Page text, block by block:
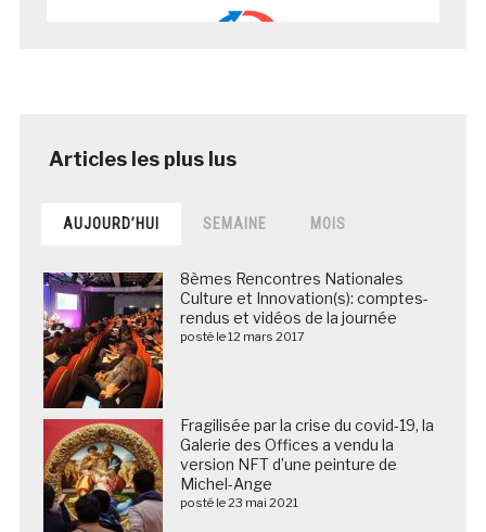
AUJOURD’HUI SEMAINE MOIS
8èmes Rencontres Nationales
Culture et Innovation(s): comptes-
rendus et vidéos de la journée
posté le 12 mars 2017
Fragilisée par la crise du covid-19, la
Galerie des Offices a vendu la
version NFT d’une peinture de
Michel-Ange
posté le 23 mai 2021